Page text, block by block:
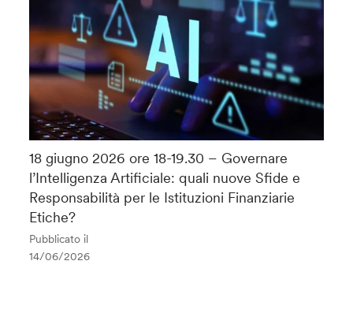
18 giugno 2026 ore 18-19.30 – Governare
l’Intelligenza Artificiale: quali nuove Sfide e
Responsabilità per le Istituzioni Finanziarie
Etiche?
Pubblicato il
14/06/2026